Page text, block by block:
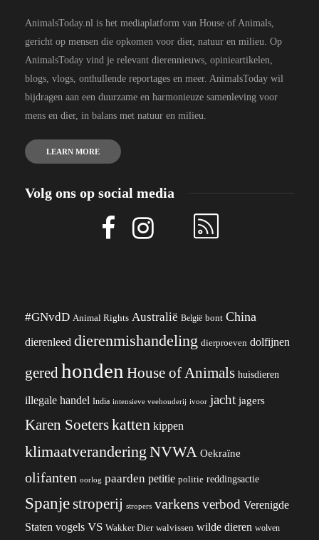
AnimalsToday.nl is het mediaplatform van House of Animals,
gericht op mensen die opkomen voor dier, natuur en milieu. Op
AnimalsToday vind je relevant dierennieuws, opinieartikelen,
blogs, vlogs, onthullende reportages en meer. AnimalsToday wil
bijdragen aan een duurzame en harmonieuze samenleving voor
mens en dier, in balans met natuur en milieu.
LEARN MORE
Volg ons op social media
#GNvdD Animal Rights Australië België bont China
dierenleed dierenmishandeling dierproeven dolfijnen
gered honden House of Animals huisdieren
illegale handel India intensieve veehouderij ivoor jacht jagers
Karen Soeterskatten kippen
klimaatverandering NVWA Oekraïne
olifanten oorlog paarden petitie politie reddingsactie
Spanjestroperij stropers varkens verbod Verenigde
Staten vogels VS Wakker Dier walvissen wilde dieren wolven